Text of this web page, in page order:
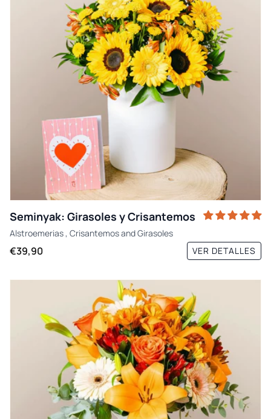
Seminyak: Girasoles y Crisantemos
Alstroemerias, CrisantemosandGirasoles
€39,90 VER DETALLES